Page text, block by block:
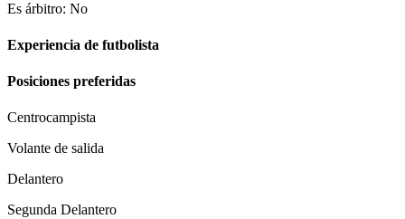
Es árbitro: No
Experiencia de futbolista
Posiciones preferidas
Centrocampista
Volante de salida
Delantero
Segunda Delantero